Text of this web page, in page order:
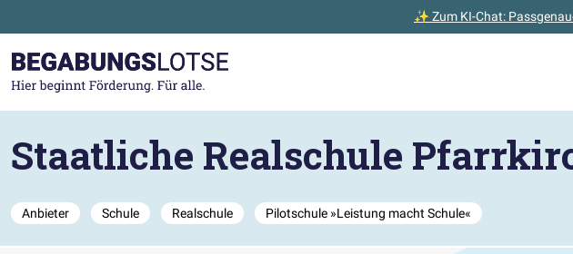
✨ Zum KI-Chat:
Zur Startseite gehen
Staatliche Realschule
Anbieter Schule Realschule Pilotschule »Leistung macht Schule«